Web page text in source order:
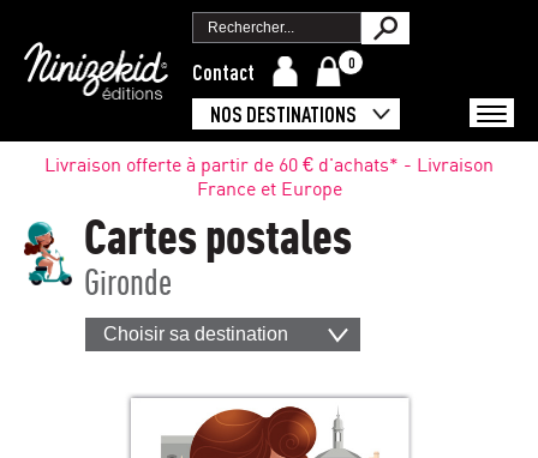
Contact 0
NOS DESTINATIONS
Livraison offerte à partir de 60 € d'achats* - Livraison
France et Europe
Cartes postales
Gironde
Choisir sa destination